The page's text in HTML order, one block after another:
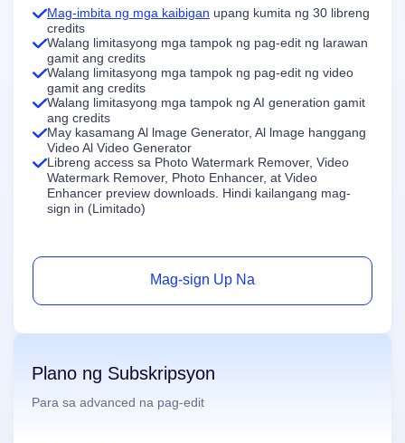
Pambura ng Background ng Video
Pambura ng Watermark ng Video Walang Limitasyon
Pambihira ng Video Walang Limitasyon
Mga Toolkit ng Larawan
Pambura ng Background ng Larawan
Pambura ng Watermark ng Larawan Walang Limitasyon
Pambihira ng Larawan Walang Limitasyon
Awtomatikong Tagapagbuo ng Subtitle
Mag-imbita ng mga kaibigan upang kumita ng 30 libreng
credits
Walang limitasyong mga tampok ng pag-edit ng larawan
gamit ang credits
Walang limitasyong mga tampok ng pag-edit ng video
gamit ang credits
Walang limitasyong mga tampok ng AI generation gamit
ang credits
May kasamang Al lmage Generator, Al lmage hanggang
Video Al Video Generator
Libreng access sa Photo Watermark Remover, Video
Watermark Remover, Photo Enhancer, at Video
Enhancer preview downloads. Hindi kailangang mag-
sign in (Limitado)
Mag-sign Up Na
Plano ng Subskripsyon
Para sa advanced na pag-edit